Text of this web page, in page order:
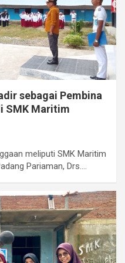
sebagai Pembina
SMK Maritim
meliputi SMK Maritim
Pariaman, Drs.…